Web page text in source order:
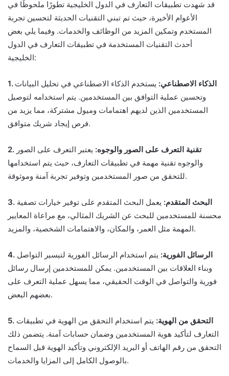
قد شهدت تطبيقات التعارف في الدول الخليجية تطورًا ملحوظًا في
الأعوام الأخيرة، حيث تم تبني التقنيات الحديثة لتحسين تجربة
المستخدم وتمكين المزيد من الوظائف والخدمات. وفيما يلي بعض
أحدث التقنيات المستخدمة في تطبيقات التعارف في الدول
الخليجية:
1. الذكاء الاصطناعي: يستخدم الذكاء الاصطناعي في تحليل البيانات
وتحسين عملية التوافق بين المستخدمين. يتم استخدامه لتوصيل
المستخدمين الذين لديهم اهتمامات وميول مشتركة، مما يزيد من
فرص إيجاد شريك متوافق.
2. تقنية التعرف على الصور والوجوه: يعتبر التعرف على الصور
والوجوه تقنية مهمة في تطبيقات التعارف، حيث يتم استخدامها
للتحقق من صور المستخدمين وتوفير تجربة آمنة وموثوقة.
3. البحث المتقدم: يعمل البحث المتقدم على توفير خيارات تصفية
محسنة للمستخدمين للبحث عن الشريك المثالي، مع مراعاة المعايير
المهمة مثل العمر، والمكان، والاهتمامات الشخصية، والمزيد.
4. الرسائل الفورية: يتم استخدام الرسائل الفورية لتيسير التواصل
وبناء العلاقات بين المستخدمين. يمكن للمستخدمين إرسال رسائل
فورية والتواصل في الوقت الحقيقي، مما يسهل عملية التعرف على
بعضهم البعض.
5. التحقق من الهوية: يتم استخدام التحقق من الهوية في تطبيقات
التعارف لتأكيد هوية المستخدمين وضمان حسابات آمنة. يتضمن ذلك
التحقق من رقم الهاتف أو البريد الإلكتروني وتأكيد الهوية قبل السماح
بالوصول الكامل إلى المزايا والخدمات.